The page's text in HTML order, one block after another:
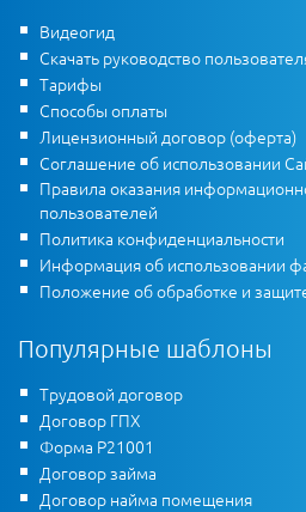
Видеогид
Скачать руководство
Тарифы
Способы оплаты
Лицензионный договор (оферта)
Соглашение об использовании
Правила оказания
пользователей
Политика конфиденциальности
Информация об использовании
Положение об обработке и
Популярные шаблоны
Трудовой договор
Договор ГПХ
Форма Р21001
Договор займа
Договор найма помещения